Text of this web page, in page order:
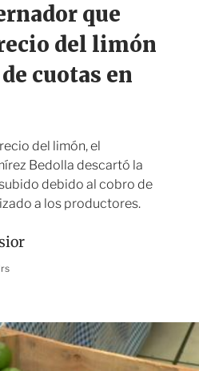
i
o
r
que
del limón
cuotas en
del limón, el
Bedolla descartó la
debido al cobro de
a los productores.